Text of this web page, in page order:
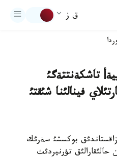
ق ز
تاشكةنتتةگئ
فينالئنا شئقتئ
بوكسشئ سةرئك
تؤرنيردئث